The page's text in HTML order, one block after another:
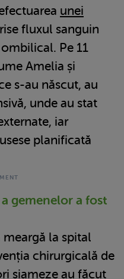
unei
fluxul sanguin
Pe 11
Amelia și
s-au născut, au
unde au stat
iar
planificată
gemenelor a fost
la spital
chirurgicală de
siameze au făcut